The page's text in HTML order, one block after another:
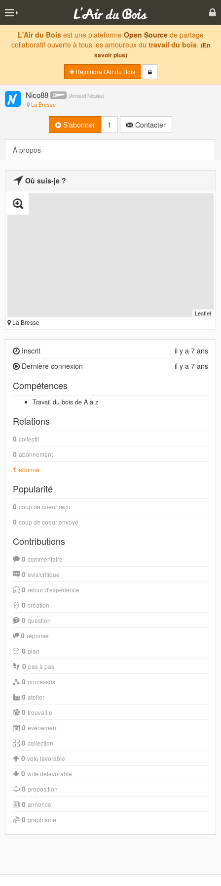
L'Air du Boisest une plateforme Open Sourcede partage
collaboratif ouverte à tous les amoureux du travail du bois. (En
savoir plus)
Rejoindre l'Air du Bois
Nico88 (Arnould Nicolas)
La Bresse
S'abonner 1 Contacter
A propos
Où suis-je ?
Leaflet
La Bresse
il y a 7 ans
Inscrit
il y a 7 ans
Dernière connexion
Compétences
Travail du bois de À à z
Relations
0 collectif
0 abonnement
1 abonné
Popularité
0 coup de coeur reçu
0 coup de coeur envoyé
Contributions
0 commentaire
0 avis/critique
0 retour d'expérience
0 création
0 question
0 réponse
0 plan
0 pas à pas
0 processus
0 atelier
0 trouvaille
0 evènement
0 collection
0 vote favorable
0 vote défavorable
0 proposition
0 annonce
0 graphisme